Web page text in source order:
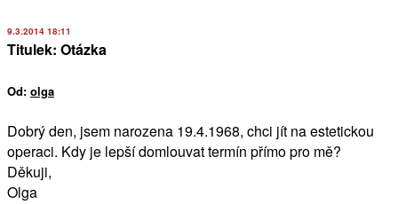
9.3.2014 18:11
Titulek: Otázka
Od: olga
Dobrý den, jsem narozena 19.4.1968, chci jít na estetickou
operaci. Kdy je lepší domlouvat termín přímo pro mě?
Děkuji,
Olga